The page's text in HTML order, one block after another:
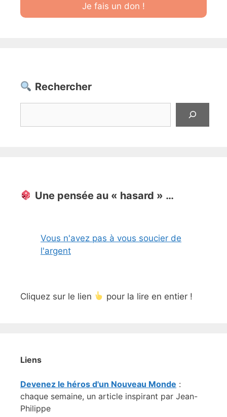
Je fais un don !
Rechercher
Une pensée au « hasard » …
Vous n'avez pas à vous soucier de
l'argent
Cliquez sur le lien pour la lire en entier !
Liens
Devenez le héros d'un Nouveau Monde :
chaque semaine, un article inspirant par Jean-
Philippe